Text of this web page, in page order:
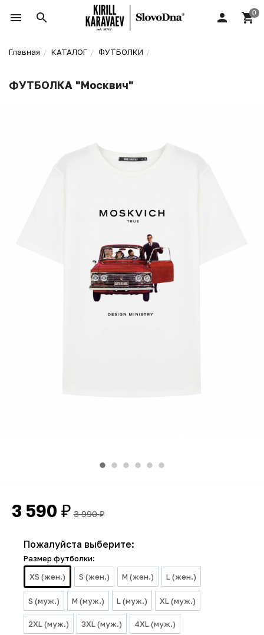
Главная КАТАЛОГ ФУТБОЛКИ
ФУТБОЛКА "Москвич"
3 590 ₽ 3 990₽
Пожалуйста выберите:
Размер футболки:
XS (жен.)
S (жен.) M (жен.) L (жен.)
S (муж.) M (муж.) L (муж.) XL (муж.)
2XL (муж.) 3XL (муж.) 4XL (муж.)